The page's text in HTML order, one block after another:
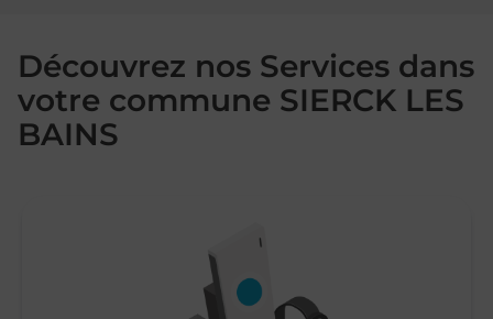
Découvrez nos Services dans
votre commune SIERCK LES
BAINS